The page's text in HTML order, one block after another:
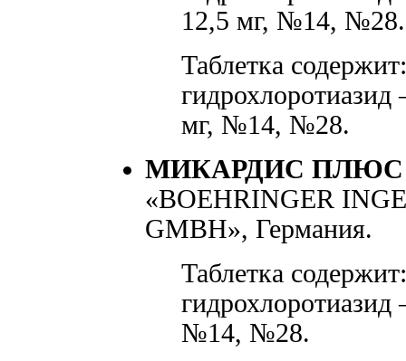
12,5 мг, №14, №28.
Таблетка
мг, №14, №28.
МИКАРДИС ПЛЮС
«BOEHRINGER
GMBH», Германия.
Таблетка
№14, №28.